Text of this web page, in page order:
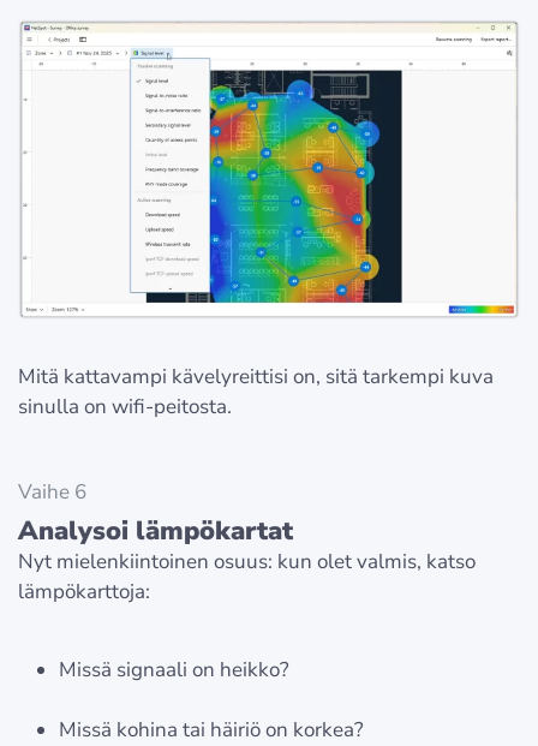
Mitä kattavampi kävelyreittisi on, sitä tarkempi kuva
sinulla on wifi-peitosta.
Vaihe 6
Analysoi lämpökartat
Nyt mielenkiintoinen osuus: kun olet valmis, katso
lämpökarttoja:
Missä signaali on heikko?
Missä kohina tai häiriö on korkea?